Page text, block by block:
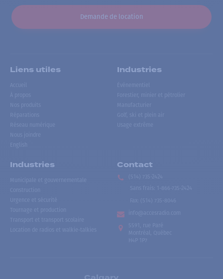
Demande de location
Liens utiles
Accueil
À propos
Nos produits
Réparations
Réseau numérique
Nous joindre
English
Industries
Événementiel
Forestier, minier et pétrolier
Manufacturier
Golf, ski et plein air
Usage extrême
Industries
Municipale et gouvernementale
Construction
Urgence et sécurité
Tournage et production
Transport et transport scolaire
Location de radios et walkie-talkies
Contact
(514) 735-2424
Sans frais
1-866-735-2424
Fax:
(514) 735-8046
info@accesradio.com
5591, rue Paré
Montréal, Québec
H4P 1P7